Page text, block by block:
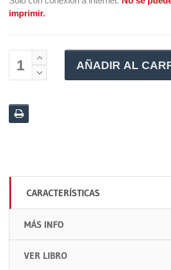
imprimir.
AÑADIR AL
CARACTERÍSTICAS
MÁS INFO
VER LIBRO